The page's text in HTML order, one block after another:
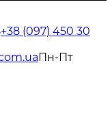
+38 (097) 450 30
Пн-Пт